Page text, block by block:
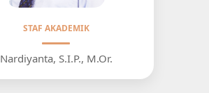
STAF AKADEMIK
Nardiyanta, S.I.P., M.Or.